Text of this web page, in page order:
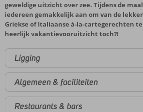
geweldige uitzicht over zee. Tijdens de
iedereen gemakkelijk aan om van de
Griekse of Italiaanse à-la-cartegerechten
heerlijk vakantievooruitzicht toch?!
Ligging
Algemeen & faciliteiten
Restaurants & bars